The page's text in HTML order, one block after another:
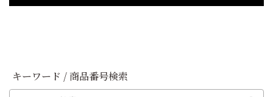
キーワード / 商品番号検索